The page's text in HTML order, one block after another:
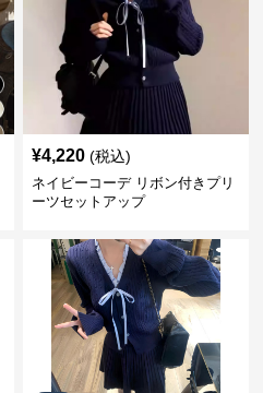
¥4,220 (税込)
ネイビーコーデ リボン付きプリ
ーツセットアップ